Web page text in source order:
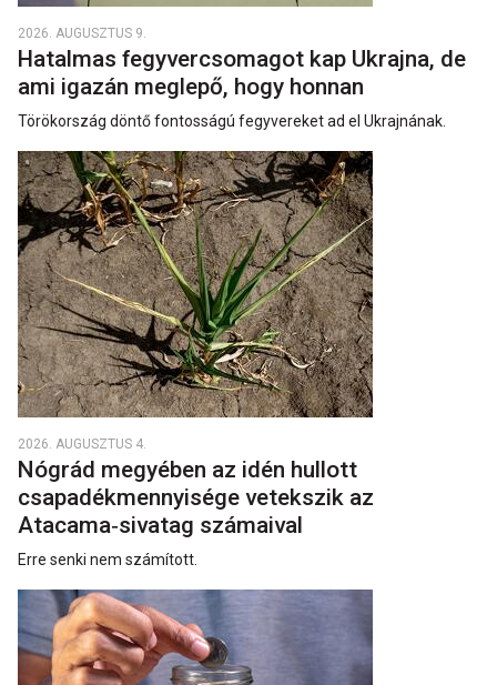
2026. AUGUSZTUS 9.
Hatalmas fegyvercsomagot kap Ukrajna, de
ami igazán meglepő, hogy honnan
Törökország döntő fontosságú fegyvereket ad el Ukrajnának.
2026. AUGUSZTUS 4.
Nógrád megyében az idén hullott
csapadékmennyisége vetekszik az
Atacama‑sivatag számaival
Erre senki nem számított.